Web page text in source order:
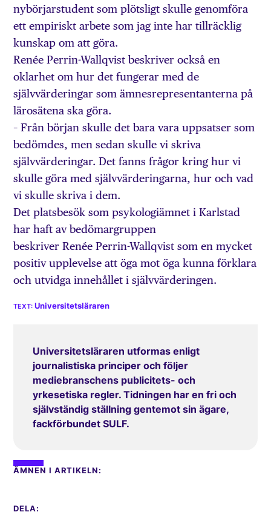
nybörjarstudent som plötsligt skulle genomföra
ett empiriskt arbete som jag inte har tillräcklig
kunskap om att göra.
Renée Perrin-Wallqvist beskriver också en
oklarhet om hur det fungerar med de
självvärderingar som ämnesrepresentanterna på
lärosätena ska göra.
– Från början skulle det bara vara uppsatser som
bedömdes, men sedan skulle vi skriva
självvärderingar. Det fanns frågor kring hur vi
skulle göra med självvärderingarna, hur och vad
vi skulle skriva i dem.
Det platsbesök som psykologiämnet i Karlstad
har haft av bedömargruppen
beskriver Renée Perrin-Wallqvist som en mycket
positiv upplevelse att öga mot öga kunna förklara
och utvidga innehållet i självvärderingen.
Universitetsläraren
Universitetsläraren utformas enligt
journalistiska principer och följer
mediebranschens publicitets- och
yrkesetiska regler. Tidningen har en fri och
självständig ställning gentemot sin ägare,
fackförbundet SULF.
ÄMNEN I ARTIKELN:
DELA: